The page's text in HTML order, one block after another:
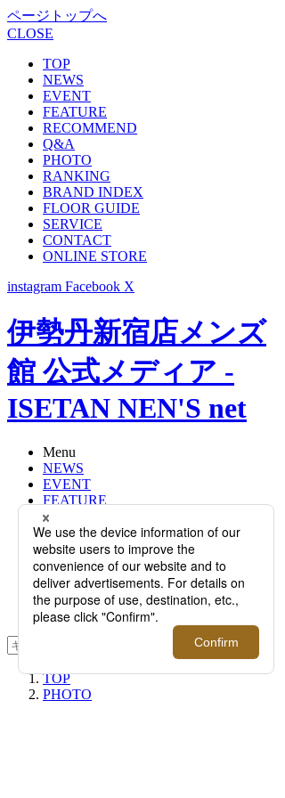
ページトップへ
CLOSE
TOP
NEWS
EVENT
FEATURE
RECOMMEND
Q&A
PHOTO
RANKING
BRAND INDEX
FLOOR GUIDE
SERVICE
CONTACT
ONLINE STORE
instagram Facebook X
伊勢丹新宿店メンズ
館 公式メディア -
ISETAN NEN'S net
Menu
NEWS
EVENT
FEATURE
RECOMMEND
Q&A
BRAND
FLOOR
RANKING
ONLINE STORE
SERVICE
検索
TOP
PHOTO